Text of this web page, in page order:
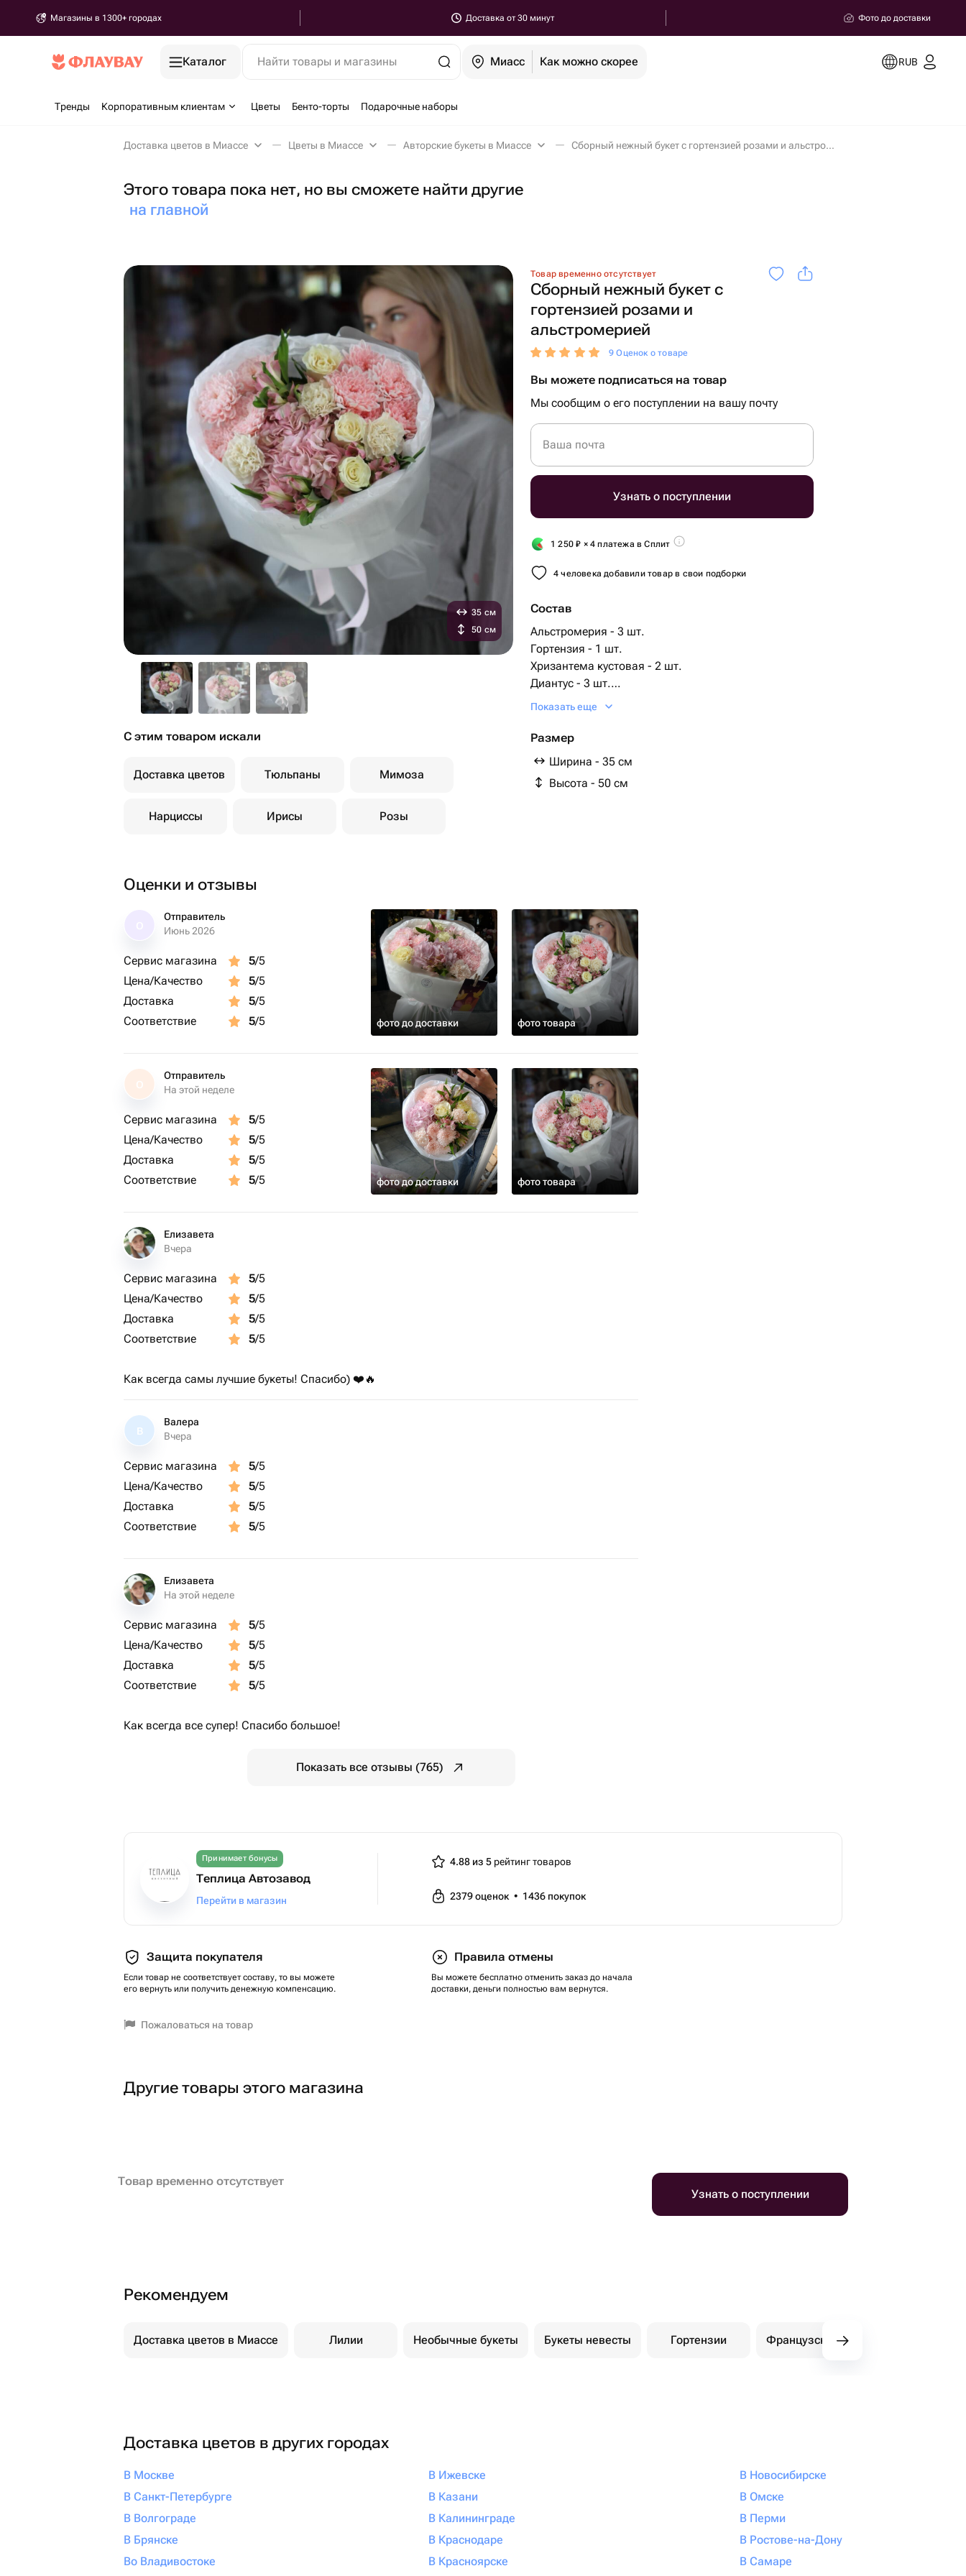
Магазины в 1300+ городах Доставка от 30 минут Фото до доставки
Каталог Найти товары и магазины Миасс Как можно скорее RUB
Тренды Корпоративным клиентам Цветы Бенто-торты Подарочные наборы
Доставка цветов в Миассе Цветы в Миассе Авторские букеты в Миассе Сборный нежный букет с гортензией розами и альстромерией в Миассе
Этого товара пока нет, но вы сможете найти другие
на главной
Товар временно отсутствует
Сборный нежный букет с
гортензией розами и
альстромерией
9 Оценок о товаре
Вы можете подписаться на товар
Мы сообщим о его поступлении на вашу почту
Ваша почта
Узнать о поступлении
1 250₽ × 4 платежа в Сплит
4 человека добавили товар в свои подборки
Состав
Альстромерия - 3 шт.
Гортензия - 1 шт.
Хризантема кустовая - 2 шт.
Диантус - 3 шт.
Упаковка дизайнерская - 1 шт.
Показать еще
Размер
Ширина - 35 см
Высота - 50 см
35 см
50 см
С этим товаром искали
Доставка цветов Тюльпаны Мимоза
Нарциссы Ирисы Розы
Оценки и отзывы
Отправитель
Июнь 2026
Сервис магазина 5/5
Цена/Качество
5/5
Доставка
5/5
Соответствие
5/5 фото до доставки фото товара
О
Отправитель
На этой неделе
Сервис магазина 5/5
Цена/Качество
5/5
Доставка
5/5
Соответствие
5/5 фото до доставки фото товара
Елизавета
Вчера
Сервис магазина 5/5
Цена/Качество
5/5
Доставка
5/5
Соответствие
5/5
Как всегда самы лучшие букеты! Спасибо) ❤️🔥
В
Валера
Вчера
Сервис магазина 5/5
Цена/Качество
5/5
Доставка
5/5
Соответствие
5/5
Елизавета
На этой неделе
Сервис магазина 5/5
Цена/Качество
5/5
Доставка
5/5
Соответствие
5/5
Как всегда все супер! Спасибо большое!
Показать все отзывы (765)
Принимает бонусы
Теплица Автозавод
Перейти в магазин
4.88 из 5 рейтинг товаров
2379оценок • 1436 покупок
Защита покупателя
Если товар не соответствует составу, то вы можете
его вернуть или получить денежную компенсацию.
Правила отмены
Вы можете бесплатно отменить заказ до начала
доставки, деньги полностью вам вернутся.
Пожаловаться на товар
Другие товары этого магазина
Товар временно отсутствует
Узнать о поступлении
Рекомендуем
Доставка цветов в Миассе Лилии Необычные букеты Букеты невесты Гортензии Французские розы
Доставка цветов в других городах
В Москве
В Санкт-Петербурге
В Волгограде
В Брянске
Во Владивостоке
В Ижевске
В Казани
В Калининграде
В Краснодаре
В Красноярске
В Новосибирске
В Омске
В Перми
В Ростове-на-Дону
В Самаре